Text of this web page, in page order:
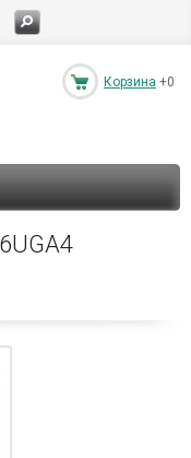
Корзина +0